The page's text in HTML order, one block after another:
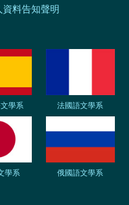
資料告知聲明
學系 法國語文學系
學系 俄國語文學系